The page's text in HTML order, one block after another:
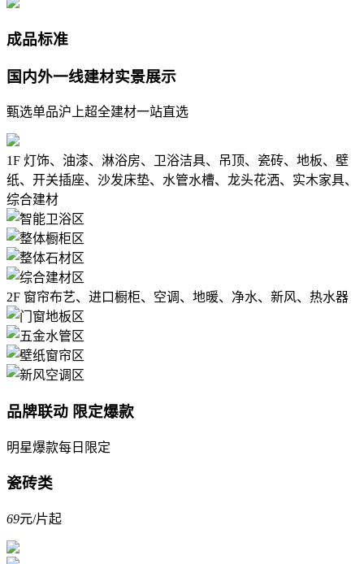
成品标准
国内外一线建材实景展示
甄选单品沪上超全建材一站直选
1F 灯饰、油漆、淋浴房、卫浴洁具、吊顶、瓷砖、地板、壁
纸、开关插座、沙发床垫、水管水槽、龙头花洒、实木家具、
综合建材
2F 窗帘布艺、进口橱柜、空调、地暖、净水、新风、热水器
品牌联动 限定爆款
明星爆款每日限定
瓷砖类
69元/片起